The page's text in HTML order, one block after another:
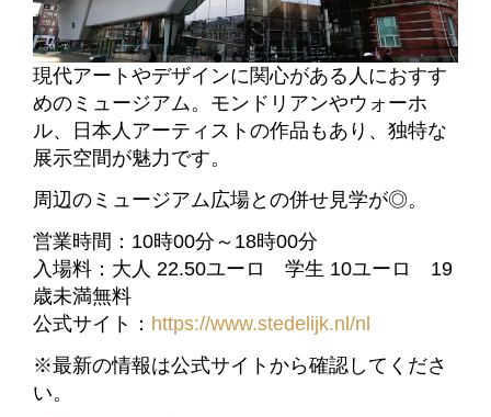
現代アートやデザインに関心がある人におすす
めのミュージアム。モンドリアンやウォーホ
ル、日本人アーティストの作品もあり、独特な
展示空間が魅力です。
周辺のミュージアム広場との併せ見学が◎。
営業時間： 10時00分～18時00分
入場料：大人 22.50ユーロ 学生 10ユーロ 19
歳未満無料
公式サイト： https://www.stedelijk.nl/nl
※最新の情報は公式サイトから確認してくださ
い。